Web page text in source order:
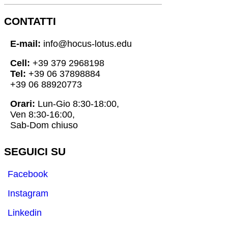
CONTATTI
E-mail: info@hocus-lotus.edu
Cell: +39 379 2968198
Tel: +39 06 37898884
+39 06 88920773
Orari: Lun-Gio 8:30-18:00,
Ven 8:30-16:00,
Sab-Dom chiuso
SEGUICI SU
Facebook
Instagram
Linkedin